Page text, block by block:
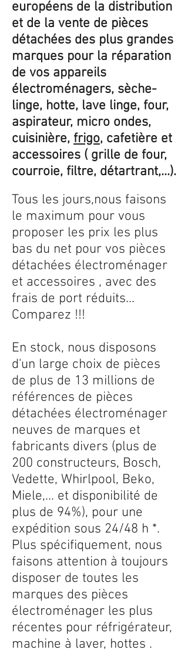
européens de la distribution
et de la vente de pièces
détachées des plus grandes
marques pour la réparation
de vos appareils
électroménagers, sèche-
linge, hotte, lave linge, four,
aspirateur, micro ondes,
cuisinière, frigo, cafetière et
accessoires ( grille de four,
courroie, filtre, détartrant,...).
Tous les jours,nous faisons
le maximum pour vous
proposer les prix les plus
bas du net pour vos pièces
détachées électroménager
et accessoires , avec des
frais de port réduits...
Comparez !!!
En stock, nous disposons
d'un large choix de pièces
de plus de 13 millions de
références de pièces
détachées électroménager
neuves de marques et
fabricants divers (plus de
200 constructeurs, Bosch,
Vedette, Whirlpool, Beko,
Miele,... et disponibilité de
plus de 94%), pour une
expédition sous 24/48 h *.
Plus spécifiquement, nous
faisons attention à toujours
disposer de toutes les
marques des pièces
électroménager les plus
récentes pour réfrigérateur,
machine à laver, hottes .